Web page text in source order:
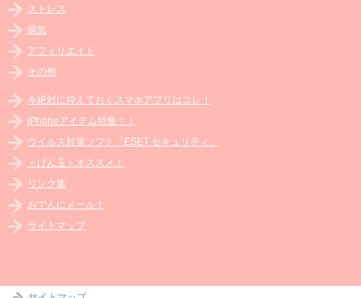
ストレス
病気
アフィリエイト
その他
今絶対に抑えておくスマホアプリはコレ！
iPhoneアイテム特集！！
ウイルス対策ソフト「ESET セキュリティ」
＜げん玉＞オススメ！
リンク集
おでんにメール！
サイトマップ